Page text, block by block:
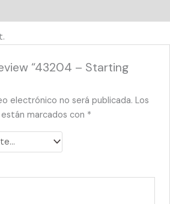
“43204 – Starting
electrónico no será publicada. Los
marcados con *